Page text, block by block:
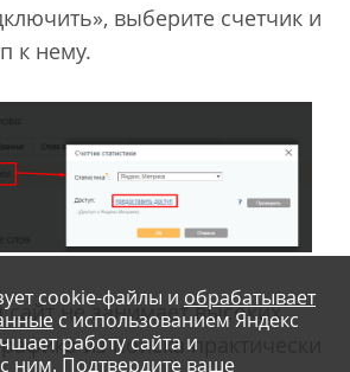
выберите счетчик и
к нему.
не занимает высоких
из поиска практически
cookie-файлы и обрабатывает
с использованием Яндекс
работу сайта и
ним. Подтвердите ваше